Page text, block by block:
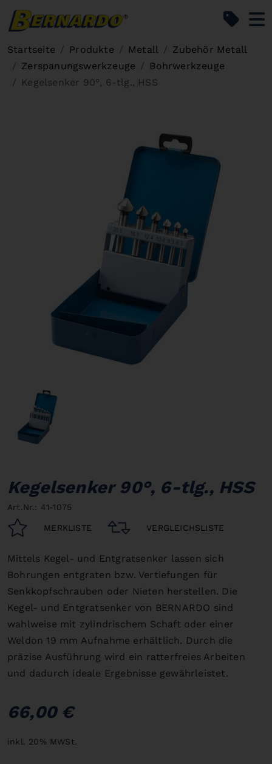
Startseite Produkte Metall
Zubehör Metall
Zerspanungswerkzeuge
Bohrwerkzeuge
Kegelsenker 90°, 6-tlg., HSS
Kegelsenker 90°, 6-tlg., HSS
Art.Nr.: 41-1075
MERKLISTE VERGLEICHSLISTE
Mittels Kegel- und Entgratsenker lassen sich
Bohrungen entgraten bzw. Vertiefungen für
Senkkopfschrauben oder Nieten herstellen. Die
Kegel- und Entgratsenker von BERNARDO sind
wahlweise mit zylindrischem Schaft oder einer
Weldon 19 mm Aufnahme erhältlich. Durch die
präzise Ausführung wird ein ratterfreies Arbeiten
und dadurch ideale Ergebnisse gewährleistet.
66,00 €
inkl. 20% MWSt.